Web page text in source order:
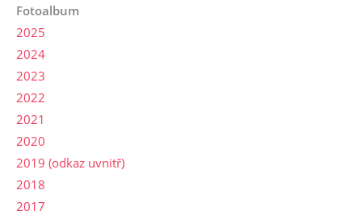
Fotoalbum
2025
2024
2023
2022
2021
2020
2019 (odkaz uvnitř)
2018
2017